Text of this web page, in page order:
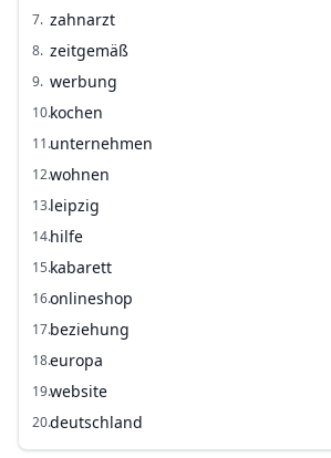
7. zahnarzt
8. zeitgemäß
9. werbung
10.kochen
11.unternehmen
12.wohnen
13.leipzig
14.hilfe
15.kabarett
16.onlineshop
17.beziehung
18.europa
19.website
20.deutschland